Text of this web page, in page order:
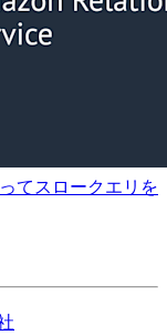
てスロークエリを